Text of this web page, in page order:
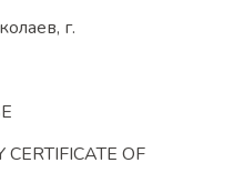
г.
OF